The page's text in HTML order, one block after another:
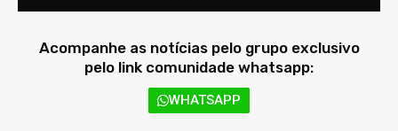
Acompanhe as notícias pelo grupo exclusivo
pelo link comunidade whatsapp:
WHATSAPP